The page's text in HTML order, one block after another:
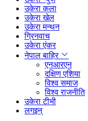
उकेरा कला
उकेरा खेल
उकेरा मन्थन
ग्रिनवाच
उकेरा एंकर
नेपाल बाहिर
एनआरएन
दक्षिण एशिया
विश्व समाज
विश्व राजनीति
उकेरा टीभी
लगइन्